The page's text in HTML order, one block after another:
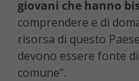
giovani che hanno
comprendere e di
risorsa di questo
devono essere fonte
comune”.